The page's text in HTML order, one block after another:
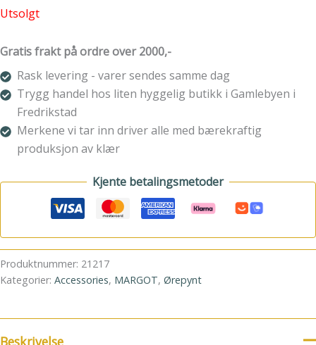
Utsolgt
Gratis frakt på ordre over 2000,-
Rask levering - varer sendes samme dag
Trygg handel hos liten hyggelig butikk i Gamlebyen i
Fredrikstad
Merkene vi tar inn driver alle med bærekraftig
produksjon av klær
Kjente betalingsmetoder
Produktnummer: 21217
Kategorier: Accessories, MARGOT, Ørepynt
Beskrivelse